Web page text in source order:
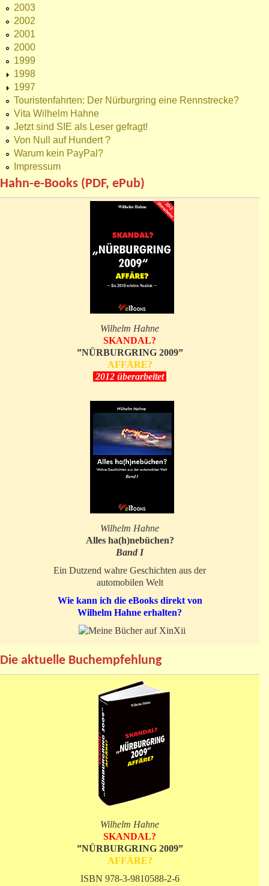
2003
2002
2001
2000
1999
1998
1997
Touristenfahrten: Der Nürburgring eine Rennstrecke?
Vita Wilhelm Hahne
Jetzt sind SIE als Leser gefragt!
Von Null auf Hundert ?
Warum kein PayPal?
Impressum
Hahn-e-Books (PDF, ePub)
Wilhelm Hahne
SKANDAL?
”NÜRBURGRING 2009”
AFFÄRE?
2012 überarbeitet
Wilhelm Hahne
Alles ha(h)nebüchen?
Band I
Ein Dutzend wahre Geschichten aus der
automobilen Welt
Wie kann ich die eBooks direkt von
Wilhelm Hahne erhalten?
Die aktuelle Buchempfehlung
Wilhelm Hahne
SKANDAL?
”NÜRBURGRING 2009”
AFFÄRE?
ISBN 978-3-9810588-2-6